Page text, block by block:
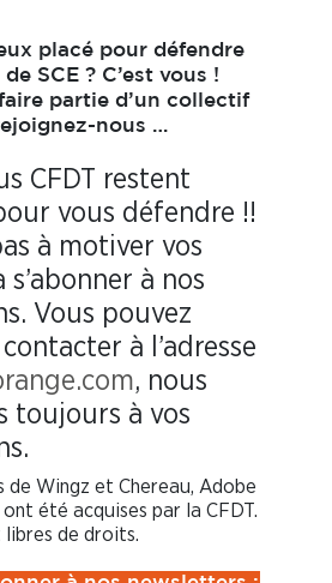
placé pour défendre
SCE ? C’est vous !
partie d’un collectif
nous …
CFDT restent
vous défendre !!
à motiver vos
s’abonner à nos
Vous pouvez
à l’adresse
, nous
toujours à vos
de Wingz et Chereau, Adobe
été acquises par la CFDT.
libres de droits.